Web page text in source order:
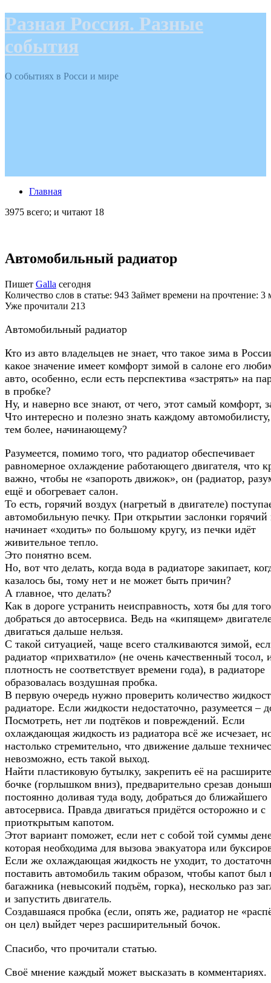
Разная Россия. Разные
события
О событиях в Росси и мире
Главная
3975 всего; и читают 18
Автомобильный радиатор
Пишет Galla сегодня
Количество слов в статье: 943 Займет времени на прочтение:
Уже прочитали 213
Автомобильный радиатор
Кто из авто владельцев не знает, что такое зима в
какое значение имеет комфорт зимой в салоне его
авто, особенно, если есть перспектива «застрять» на
в пробке?
Ну, и наверно все знают, от чего, этот самый комфорт,
Что интересно и полезно знать каждому
тем более, начинающему?
Разумеется, помимо того, что радиатор обеспечивает
равномерное охлаждение работающего двигателя, что
важно, чтобы не «запороть движок», он (радиатор,
ещё и обогревает салон.
То есть, горячий воздух (нагретый в двигателе)
автомобильную печку. При открытии заслонки горячий
начинает «ходить» по большому кругу, из печки идёт
живительное тепло.
Это понятно всем.
Но, вот что делать, когда вода в радиаторе закипает,
казалось бы, тому нет и не может быть причин?
А главное, что делать?
Как в дороге устранить неисправность, хотя бы для
добраться до автосервиса. Ведь на «кипящем»
двигаться дальше нельзя.
С такой ситуацией, чаще всего сталкиваются зимой,
радиатор «прихватило» (не очень качественный тосол,
плотность не соответствует времени года), в радиаторе
образовалась воздушная пробка.
В первую очередь нужно проверить количество
радиаторе. Если жидкости недостаточно, разумеется –
Посмотреть, нет ли подтёков и повреждений. Если
охлаждающая жидкость из радиатора всё же исчезает,
настолько стремительно, что движение дальше
невозможно, есть такой выход.
Найти пластиковую бутылку, закрепить её на
бочке (горлышком вниз), предварительно срезав
постоянно доливая туда воду, добраться до ближайшего
автосервиса. Правда двигаться придётся осторожно и с
приоткрытым капотом.
Этот вариант поможет, если нет с собой той суммы
которая необходима для вызова эвакуатора или
Если же охлаждающая жидкость не уходит, то
поставить автомобиль таким образом, чтобы капот
багажника (невысокий подъём, горка), несколько раз
и запустить двигатель.
Создавшаяся пробка (если, опять же, радиатор не
он цел) выйдет через расширительный бочок.
Спасибо, что прочитали статью.
Своё мнение каждый может высказать в комментариях.